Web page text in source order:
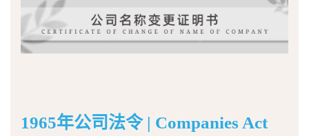
1965年公司法令 | Companies Act